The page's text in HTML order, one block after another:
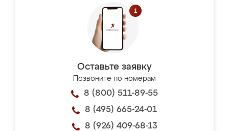
Оставьте заявку
Позвоните по номерам
8 (800) 511-89-55
8 (495) 665-24-01
8 (926) 409-68-13